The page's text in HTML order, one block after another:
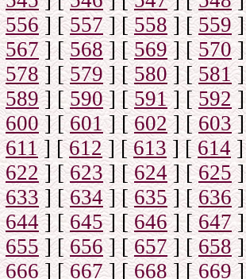
556] [557] [558] [559]
567] [568] [569] [570]
578] [579] [580] [581]
589] [590] [591] [592]
600] [ 601] [602] [603]
611] [612] [613] [614]
622] [623] [624] [625]
633] [634] [635] [636]
644] [645] [646] [647]
655] [656] [657] [658]
666] [667] [668] [669]